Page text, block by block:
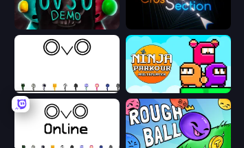
UVSU Demo Crossection
OvO Game Ninja Parkour Multiplayer